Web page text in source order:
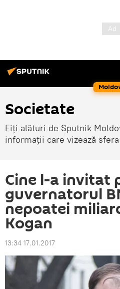
Societate
Fiți alături de Sputnik
informații care vizează
Cine l-a invitat
guvernatorul
nepoatei
Kogan
13:34 17.01.2017